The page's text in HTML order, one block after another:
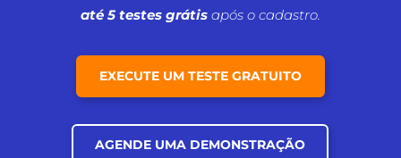
até 5 testes grátisapós o cadastro.
EXECUTE UM TESTE GRATUITO
AGENDE UMA DEMONSTRAÇÃO